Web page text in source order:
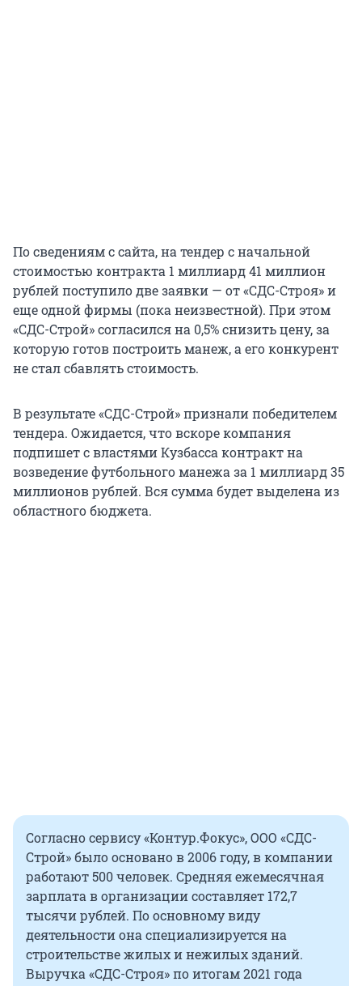
По сведениям с сайта, на тендер с начальной
стоимостью контракта 1 миллиард 41 миллион
рублей поступило две заявки — от «СДС-Строя» и
еще одной фирмы (пока неизвестной). При этом
«СДС-Строй» согласился на 0,5% снизить цену, за
которую готов построить манеж, а его конкурент
не стал сбавлять стоимость.
В результате «СДС-Строй» признали победителем
тендера. Ожидается, что вскоре компания
подпишет с властями Кузбасса контракт на
возведение футбольного манежа за 1 миллиард 35
миллионов рублей. Вся сумма будет выделена из
областного бюджета.
Согласно сервису «Контур.Фокус», ООО «СДС-
Строй» было основано в 2006 году, в компании
работают 500 человек. Средняя ежемесячная
зарплата в организации составляет 172,7
тысячи рублей. По основному виду
деятельности она специализируется на
строительстве жилых и нежилых зданий.
Выручка «СДС-Строя» по итогам 2021 года